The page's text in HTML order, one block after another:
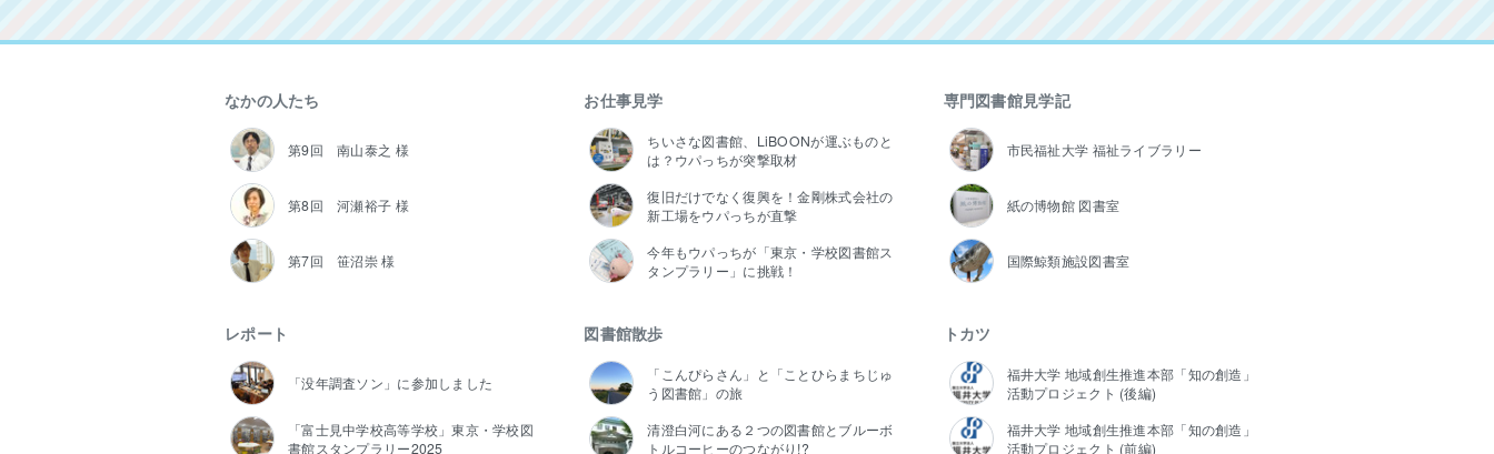
なかの人たち
第9回 南山泰之 様
第8回 河瀬裕子 様
第7回 笹沼崇 様
お仕事見学
ちいさな図書館、LiBOONが運ぶものと
は？ウパっちが突撃取材
復旧だけでなく復興を！金剛株式会社の
新工場をウパっちが直撃
今年もウパっちが「東京・学校図書館ス
タンプラリー」に挑戦！
専門図書館見学記
市民福祉大学 福祉ライブラリー
紙の博物館 図書室
国際鯨類施設図書室
レポート
「没年調査ソン」に参加しました
「富士見中学校高等学校」東京・学校図
書館スタンプラリー2025
図書館散歩
「こんぴらさん」と「ことひらまちじゅ
う図書館」の旅
清澄白河にある２つの図書館とブルーボ
トルコーヒーのつながり!?
トカツ
福井大学 地域創生推進本部「知の創造」
活動プロジェクト (後編)
福井大学 地域創生推進本部「知の創造」
活動プロジェクト (前編)